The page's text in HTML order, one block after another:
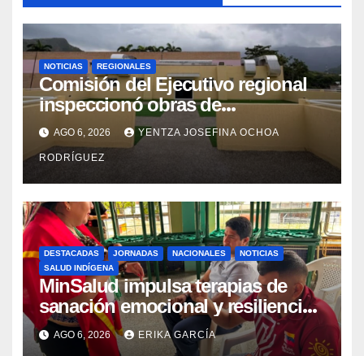
NOTICIAS REGIONALES
Comisión del Ejecutivo regional
inspeccionó obras de
recuperación en la Maternidad
Integral Aragua
AGO 6, 2026 YENTZA JOSEFINA OCHOA
RODRÍGUEZ
DESTACADAS JORNADAS NACIONALES
NOTICIAS
SALUD INDÍGENA
MinSalud impulsa terapias de
sanación emocional y resiliencia
post-sismo junto a comunidades
indígenas en Caracas
AGO 6, 2026 ERIKA GARCÍA